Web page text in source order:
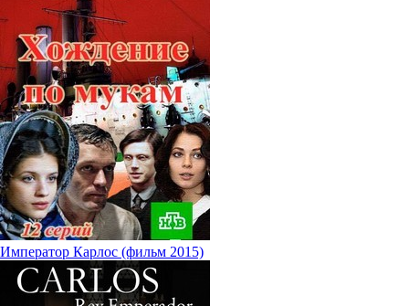
Император Карлос (фильм 2015)